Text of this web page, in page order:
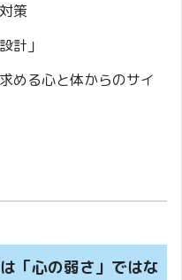
策
計」
める心と体からのサイ
「心の弱さ」ではな